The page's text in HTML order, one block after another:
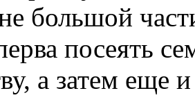
большой
посеять
а затем еще